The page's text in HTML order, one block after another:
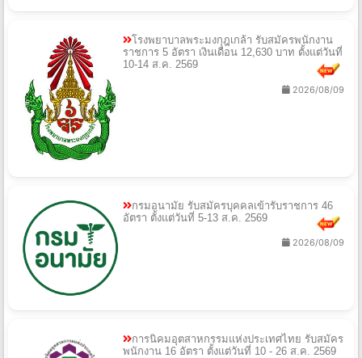
โรงพยาบาลพระมงกุฎเกล้า รับสมัครพนักงาน
ราชการ 5 อัตรา เงินเดือน 12,630 บาท ตั้งแต่วันที่
10-14 ส.ค. 2569
2026/08/09
กรมอนามัย รับสมัครบุคคลเข้ารับราชการ 46
อัตรา ตั้งแต่วันที่ 5-13 ส.ค. 2569
2026/08/09
การนิคมอุตสาหกรรมแห่งประเทศไทย รับสมัคร
พนักงาน 16 อัตรา ตั้งแต่วันที่ 10 - 26 ส.ค. 2569